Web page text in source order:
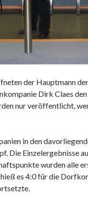
der Hauptmann
Dirk Claes
nur veröffentlicht,
in den
Die Einzelergebnisse
wurden alle
es 4:0 für die